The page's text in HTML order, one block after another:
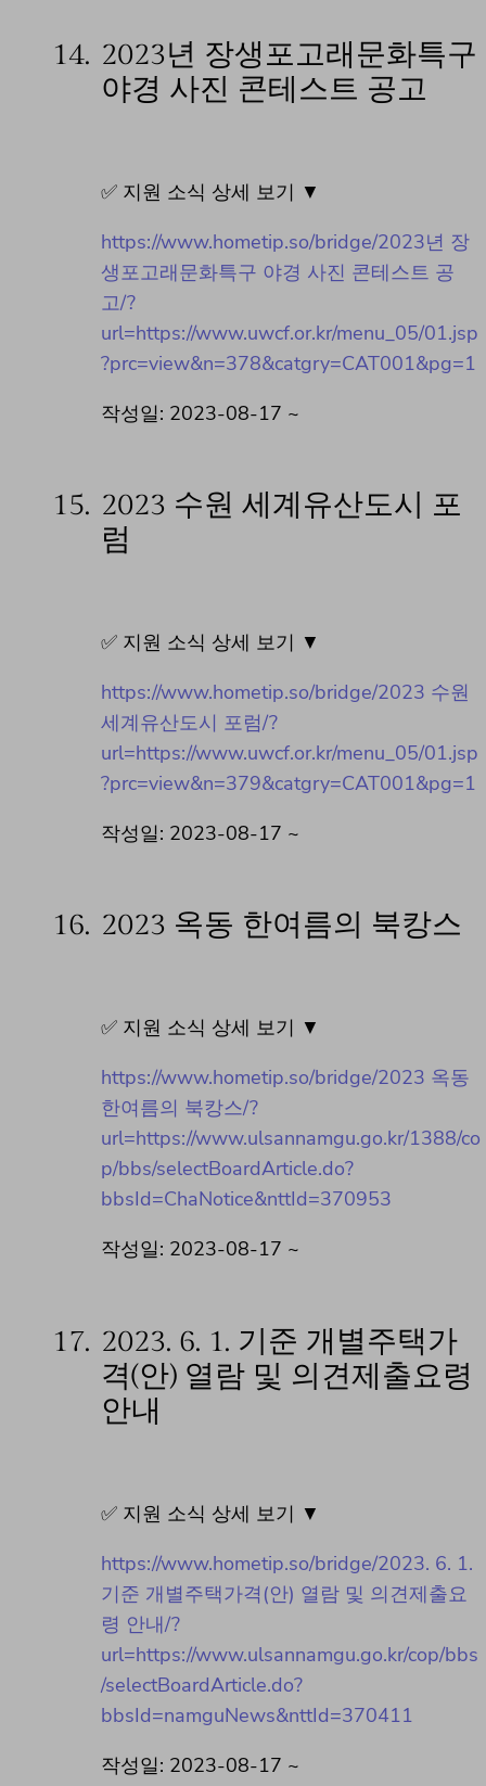
14. 2023년 장생포고래문화특구
야경 사진 콘테스트 공고
✅ 지원 소식 상세 보기 ▼
https://www.hometip.so/bridge/2023년 장
생포고래문화특구 야경 사진 콘테스트 공
고/?
url=https://www.uwcf.or.kr/menu_05/01.jsp
?prc=view&n=378&catgry=CAT001&pg=1
작성일: 2023-08-17 ~
15. 2023 수원 세계유산도시 포
럼
✅ 지원 소식 상세 보기 ▼
https://www.hometip.so/bridge/2023 수원
세계유산도시 포럼/?
url=https://www.uwcf.or.kr/menu_05/01.jsp
?prc=view&n=379&catgry=CAT001&pg=1
작성일: 2023-08-17 ~
16. 2023 옥동 한여름의 북캉스
✅ 지원 소식 상세 보기 ▼
https://www.hometip.so/bridge/2023 옥동
한여름의 북캉스/?
url=https://www.ulsannamgu.go.kr/1388/co
p/bbs/selectBoardArticle.do?
bbsId=ChaNotice&nttId=370953
작성일: 2023-08-17 ~
17. 2023. 6. 1. 기준 개별주택가
격(안) 열람 및 의견제출요령
안내
✅ 지원 소식 상세 보기 ▼
https://www.hometip.so/bridge/2023. 6. 1.
기준 개별주택가격(안) 열람 및 의견제출요
령 안내/?
url=https://www.ulsannamgu.go.kr/cop/bbs
/selectBoardArticle.do?
bbsId=namguNews&nttId=370411
작성일: 2023-08-17 ~